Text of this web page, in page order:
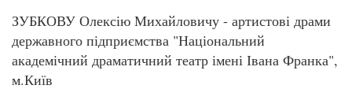
ЗУБКОВУ Олексію Михайловичу - артистові драми
державного підприємства "Національний
академічний драматичний театр імені Івана Франка",
м.Київ